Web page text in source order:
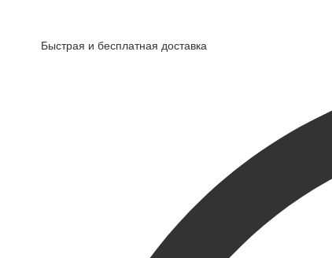
Быстрая и бесплатная доставка